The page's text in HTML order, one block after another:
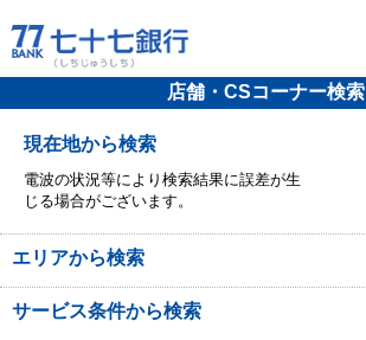
店舗・CSコーナー検索
現在地から検索
電波の状況等により検索結果に誤差が生
じる場合がございます。
エリアから検索
サービス条件から検索